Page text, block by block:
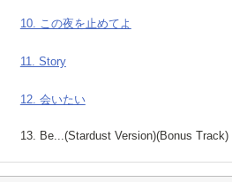
10. この夜を止めてよ
11. Story
12. 会いたい
13. Be...(Stardust Version)(Bonus Track)